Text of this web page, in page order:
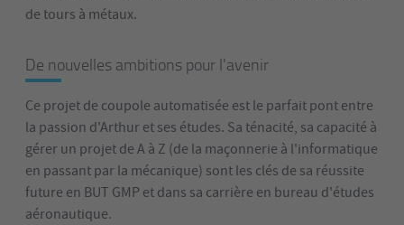
de tours à métaux.
De nouvelles ambitions pour l'avenir
Ce projet de coupole automatisée est le parfait pont entre
la passion d'Arthur et ses études. Sa ténacité, sa capacité à
gérer un projet de A à Z (de la maçonnerie à l'informatique
en passant par la mécanique) sont les clés de sa réussite
future en BUT GMP et dans sa carrière en bureau d'études
aéronautique.